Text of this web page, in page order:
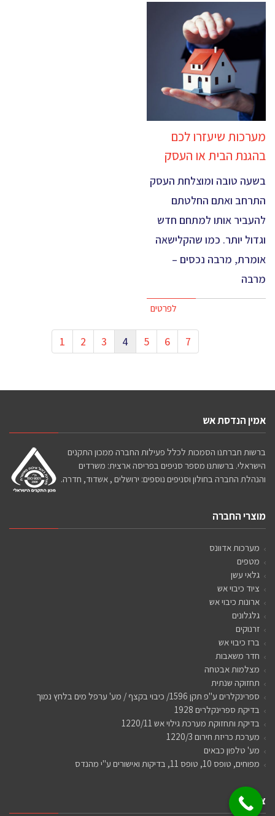
מערכות שיעזרו לכם
בהגנת הבית או העסק
בשעה טובה ומוצלחת העסק
התרחב ואתם החלטתם
להעביר אותו למתחם חדש
וגדול יותר. כמו שהקלישאה
אומרת, מרבה נכסים –
מרבה
לפרטים
1 2 3 4 5 6 7
אמין הנדסת אש
ברשות חברתנו הסמכות לכלל פעילות החברה ממכון התקנים
הישראלי. ברשותנו מספר סניפים בפריסה ארצית: משרדים
והנהלת החברה בחולון וסניפים נוספים: ירושלים , אשדוד, חדרה.
מוצרי החברה
מערכות אדוונס
מטפים
גלאי עשן
ציוד כיבוי אש
ארונות כיבוי אש
גלגלונים
זרנוקים
ברז כיבוי אש
חדר משאבות
מצלמות אבטחה
תחזוקה שנתית
ספרינקלרים ע"פ תקן 1596/ כיבוי בקצף / מע' ערפל מים בלחץ נמוך
בדיקת ספרינקלרים 1928
בדיקת ותחזוקת מערכת גילוי אש 1220/11
מערכת כריזת חירום 1220/3
מע' טלפון כבאים
מפוחים, טופס 10, טופס 11, בדיקות ואישורים ע"י מהנדס
צרו קשר